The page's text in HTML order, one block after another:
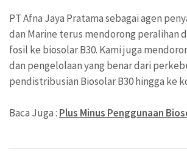
PT Afna Jaya Pratama sebagai agen
dan Marine terus mendorong peralihan
fosil ke biosolar B30. Kami juga
dan pengelolaan yang benar dari
pendistribusian Biosolar B30 hingga ke
Baca Juga : Plus Minus Penggunaan